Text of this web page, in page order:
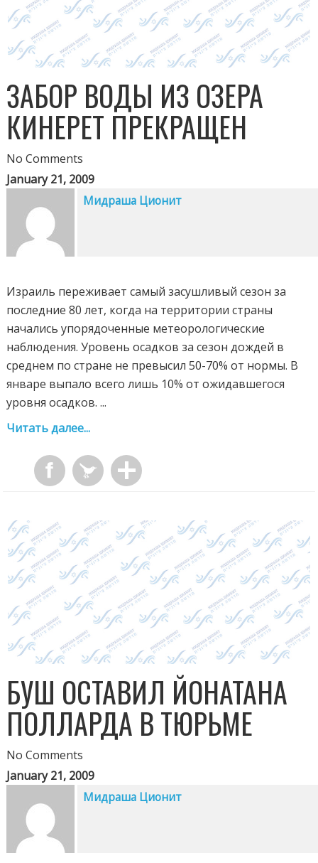
ЗАБОР ВОДЫ ИЗ ОЗЕРА
КИНЕРЕТ ПРЕКРАЩЕН
No Comments
January 21, 2009
Мидраша Ционит
Израиль переживает самый засушливый сезон за
последние 80 лет, когда на территории страны
начались упорядоченные метеорологические
наблюдения. Уровень осадков за сезон дождей в
среднем по стране не превысил 50-70% от нормы. В
январе выпало всего лишь 10% от ожидавшегося
уровня осадков. ...
Читать далее...
БУШ ОСТАВИЛ ЙОНАТАНА
ПОЛЛАРДА В ТЮРЬМЕ
No Comments
January 21, 2009
Мидраша Ционит